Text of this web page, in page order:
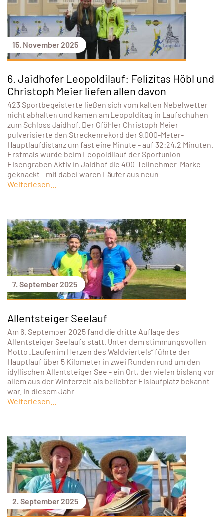
15. November 2025
6. Jaidhofer Leopoldilauf: Felizitas Höbl und
Christoph Meier liefen allen davon
423 Sportbegeisterte ließen sich vom kalten Nebelwetter
nicht abhalten und kamen am Leopolditag in Laufschuhen
zum Schloss Jaidhof. Der Gföhler Christoph Meier
pulverisierte den Streckenrekord der 9.000-Meter-
Hauptlaufdistanz um fast eine Minute - auf 32:24,2 Minuten.
Erstmals wurde beim Leopoldilauf der Sportunion
Eisengraben Aktiv in Jaidhof die 400-Teilnehmer-Marke
geknackt - mit dabei waren Läufer aus neun
Weiterlesen...
7. September 2025
Allentsteiger Seelauf
Am 6. September 2025 fand die dritte Auflage des
Allentsteiger Seelaufs statt. Unter dem stimmungsvollen
Motto „Laufen im Herzen des Waldviertels“ führte der
Hauptlauf über 5 Kilometer in zwei Runden rund um den
idyllischen Allentsteiger See – ein Ort, der vielen bislang vor
allem aus der Winterzeit als beliebter Eislaufplatz bekannt
war. In diesem Jahr
Weiterlesen...
2. September 2025